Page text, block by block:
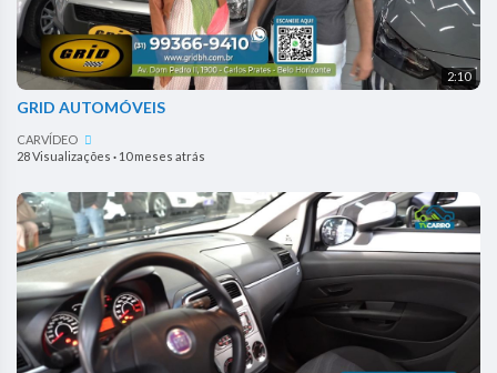
2:10
GRID AUTOMÓVEIS
CARVÍDEO
28 Visualizações · 10 meses atrás